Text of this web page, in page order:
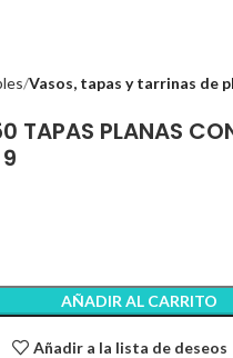
Vasos, tapas y tarrinas de
TAPAS PLANAS
AÑADIR AL CARRITO
Añadir a la lista de deseos